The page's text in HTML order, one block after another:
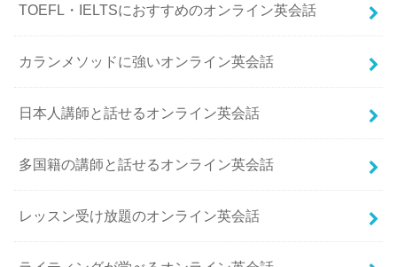
TOEFL・IELTSにおすすめのオンライン英会話
カランメソッドに強いオンライン英会話
日本人講師と話せるオンライン英会話
多国籍の講師と話せるオンライン英会話
レッスン受け放題のオンライン英会話